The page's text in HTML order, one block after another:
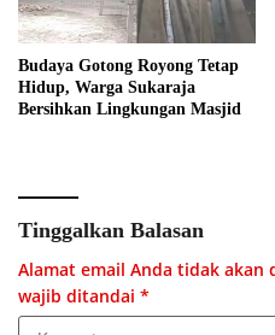
Budaya Gotong Royong Tetap
Hidup, Warga Sukaraja
Bersihkan Lingkungan Masjid
Tinggalkan Balasan
Alamat email Anda tidak akan
wajib ditandai *